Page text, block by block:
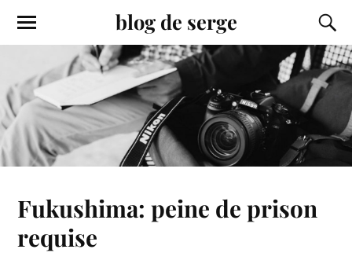
blog de serge
Fukushima: peine de prison
requise